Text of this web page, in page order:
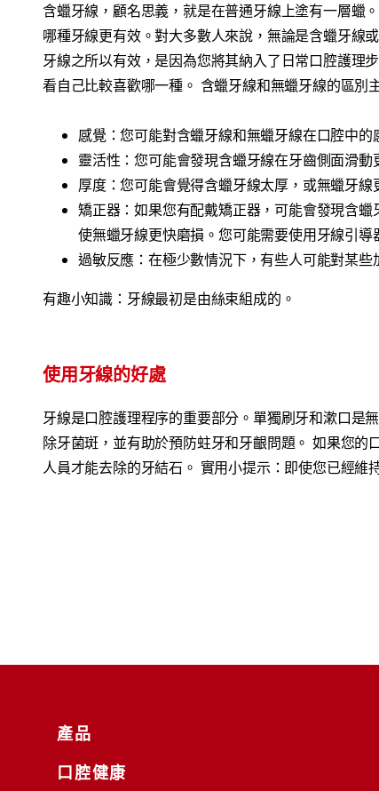
含蠟牙線，顧名思義，就是在普通牙線上塗有一層蠟
哪種牙線更有效。對大多數人來說，無論是含蠟牙線
牙線之所以有效，是因為您將其納入了日常口腔護理
看自己比較喜歡哪一種。 含蠟牙線和無蠟牙線的區別
感覺：您可能對含蠟牙線和無蠟牙線在口腔中的
靈活性：您可能會發現含蠟牙線在牙齒側面滑動
厚度：您可能會覺得含蠟牙線太厚，或無蠟牙線
矯正器：如果您有配戴矯正器，可能會發現含
使無蠟牙線更快磨損。您可能需要使用牙線引
過敏反應：在極少數情況下，有些人可能對某
有趣小知識：牙線最初是由絲束組成的。
使用牙線的好處
牙線是口腔護理程序的重要部分。單獨刷牙和漱口是
除牙菌斑，並有助於預防蛀牙和牙齦問題。 如果您
人員才能去除的牙結石。 實用小提示：即使您已經維
產品
口腔健康